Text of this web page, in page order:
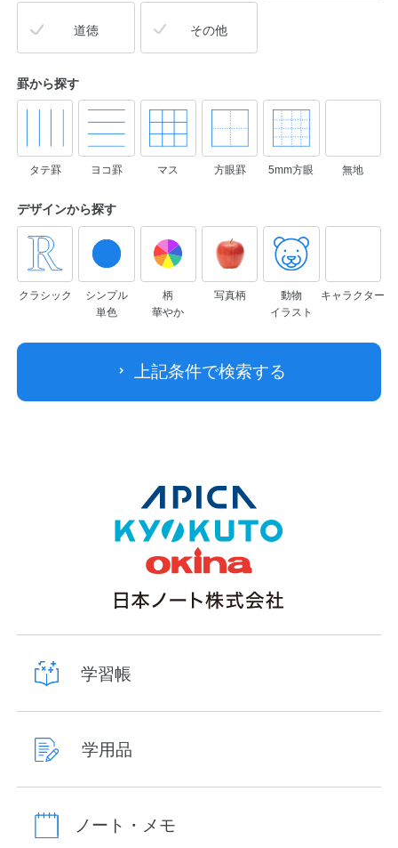
道徳 その他
罫から探す
タテ罫 ヨコ罫 マス 方眼罫 5mm方眼 無地
デザインから探す
クラシック
シンプル
単色
柄
華やか
写真柄
動物
イラスト
キャラクター
上記条件で検索する
学習帳
学用品
ノート・メモ